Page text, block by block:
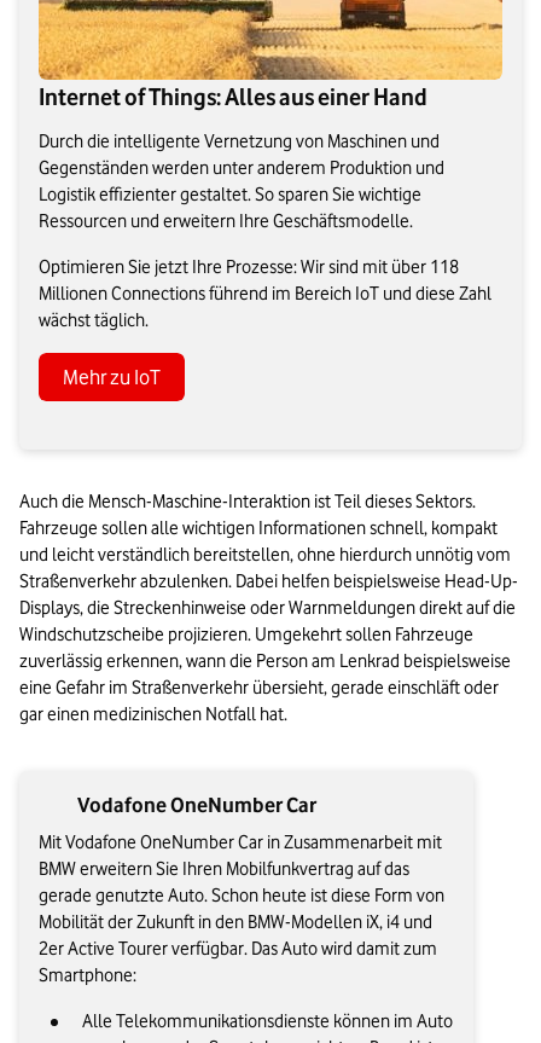
Internet of Things: Alles aus einer Hand
Durch die intelligente Vernetzung von Maschinen und
Gegenständen werden unter anderem Produktion und
Logistik effizienter gestaltet. So sparen Sie wichtige
Ressourcen und erweitern Ihre Geschäftsmodelle.
Optimieren Sie jetzt Ihre Prozesse: Wir sind mit über 118
Millionen Connections führend im Bereich IoT und diese Zahl
wächst täglich.
Mehr zu IoT
Auch die Mensch-Maschine-Interaktion ist Teil dieses Sektors.
Fahrzeuge sollen alle wichtigen Informationen schnell, kompakt
und leicht verständlich bereitstellen, ohne hierdurch unnötig vom
Straßenverkehr abzulenken. Dabei helfen beispielsweise Head-Up-
Displays, die Streckenhinweise oder Warnmeldungen direkt auf die
Windschutzscheibe projizieren. Umgekehrt sollen Fahrzeuge
zuverlässig erkennen, wann die Person am Lenkrad beispielsweise
eine Gefahr im Straßenverkehr übersieht, gerade einschläft oder
gar einen medizinischen Notfall hat.
Vodafone OneNumber Car
Mit Vodafone OneNumber Car in Zusammenarbeit mit
BMW erweitern Sie Ihren Mobilfunkvertrag auf das
gerade genutzte Auto. Schon heute ist diese Form von
Mobilität der Zukunft in den BMW-Modellen iX, i4 und
2er Active Tourer verfügbar. Das Auto wird damit zum
Smartphone:
Alle Telekommunikationsdienste können im Auto